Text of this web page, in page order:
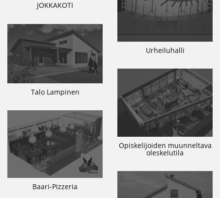
JOKKAKOTI
Urheiluhalli
Talo Lampinen
Opiskelijoiden muunneltava
oleskelutila
Baari-Pizzeria